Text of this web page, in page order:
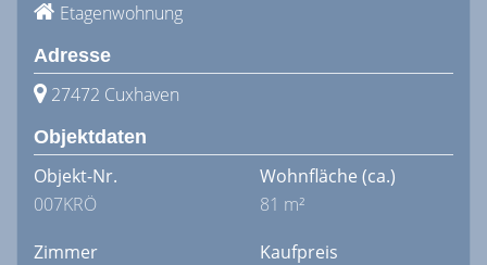
Etagenwohnung
Adresse
27472 Cuxhaven
Objektdaten
Objekt-Nr.
007KRÖ
Wohnfläche (ca.)
81 m²
Zimmer
Kaufpreis